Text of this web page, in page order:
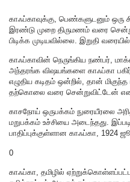
காஃப்காவுக்கு, பெண்களுடனும் ஒரு‌
இரண்டு முறை திருமணம் வரை
பிடிக்க முடியவில்லை. இறுதி
காஃப்காவின் நெருங்கிய நண்பர்,
அந்தரங்க விஷயங்களை காஃப்கா
எழுதிய கடிதம் ஒன்றில், தான்
தற்கொலை வரை சென்றுவிட்டேன் எனவும்
காசநோய் ஒருபக்கம் நுரையீரலை
மறுபக்கம் உச்சியை அடைந்தது.
பாதிப்புக்குள்ளான காஃப்கா, 1924
0
காஃப்கா, தமிழில்